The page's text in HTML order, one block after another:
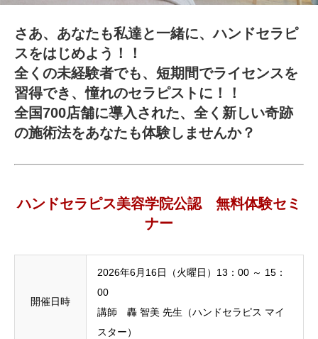
さあ、あなたも私達と一緒に、ハンドセラピ
スをはじめよう！！
全くの未経験者でも、短期間でライセンスを
習得でき、憧れのセラピストに！！
全国700店舗に導入された、全く新しい奇跡
の施術法をあなたも体験しませんか？
ハンドセラピス美容学院公認 無料体験セミ
ナー
開催日時
2026年6月16日（火曜日）13：00 ～ 15：
00
講師 轟 智美 先生（ハンドセラピス マイ
スター）